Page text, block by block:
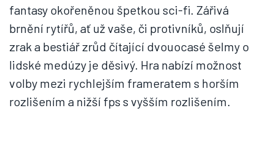
fantasy okořeněnou špetkou sci-fi. Zářivá
brnění rytířů, ať už vaše, či protivníků, oslňují
zrak a bestiář zrůd čítající dvouocasé šelmy o
lidské medúzy je děsivý. Hra nabízí možnost
volby mezi rychlejším frameratem s horším
rozlišením a nižší fps s vyšším rozlišením.